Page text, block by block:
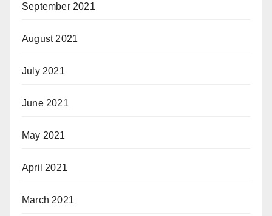
September 2021
August 2021
July 2021
June 2021
May 2021
April 2021
March 2021